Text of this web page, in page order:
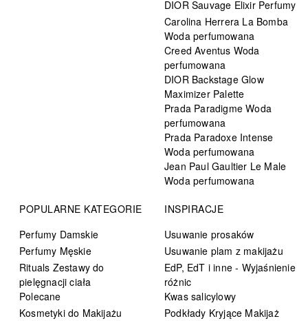
DIOR Sauvage Elixir Perfumy
Carolina Herrera La Bomba
Woda perfumowana
Creed Aventus Woda
perfumowana
DIOR Backstage Glow
Maximizer Palette
Prada Paradigme Woda
perfumowana
Prada Paradoxe Intense
Woda perfumowana
Jean Paul Gaultier Le Male
Woda perfumowana
POPULARNE KATEGORIE
Perfumy Damskie
Perfumy Męskie
Rituals Zestawy do
pielęgnacji ciała
Polecane
Kosmetyki do Makijażu
INSPIRACJE
Usuwanie prosaków
Usuwanie plam z makijażu
EdP, EdT i inne - Wyjaśnienie
różnic
Kwas salicylowy
Podkłady Kryjące Makijaż